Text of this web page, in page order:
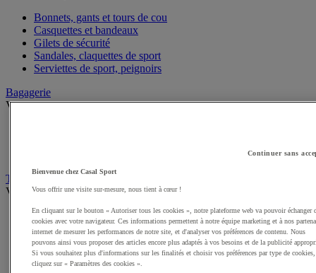
Bonnets, gants et tours de cou
Casquettes et bandeaux
Gilets de sécurité
Sandales, claquettes de sport
Serviettes de sport, peignoirs
Bagagerie
Voir tous les produits
Textile Multisport
Voir tous les produits
Shorts de sport
Sous-vêtements sport
Premieres couches, sous-maillots
Débardeurs de sport
Survêtements
Continuer sans
Bienvenue chez Casal Sport
Vous offrir une visite sur-mesure, nous tient à cœur !
En cliquant sur le bouton « Autoriser tous les cookies », notre plateforme web va pouvoir échanger
cookies avec votre navigateur. Ces informations permettent à notre équipe marketing et à nos
internet de mesurer les performances de notre site, et d'analyser vos préférences de contenu. Nous
pouvons ainsi vous proposer des articles encore plus adaptés à vos besoins et de la publicité
Si vous souhaitez plus d'informations sur les finalités et choisir vos préférences par type de cookies,
cliquez sur « Paramètres des cookies ».